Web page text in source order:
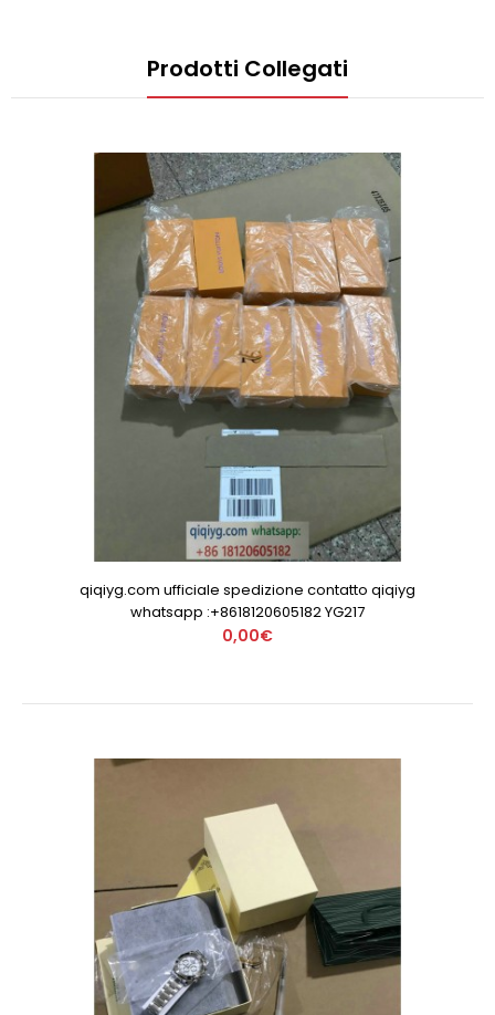
Prodotti Collegati
qiqiyg.com ufficiale spedizione contatto qiqiyg
whatsapp :+8618120605182 YG217
0,00€